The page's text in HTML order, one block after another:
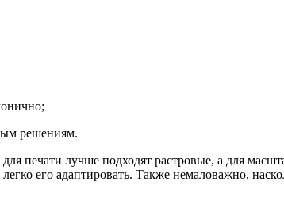
решениям.
печати лучше подходят растровые, а для
его адаптировать. Также немаловажно,